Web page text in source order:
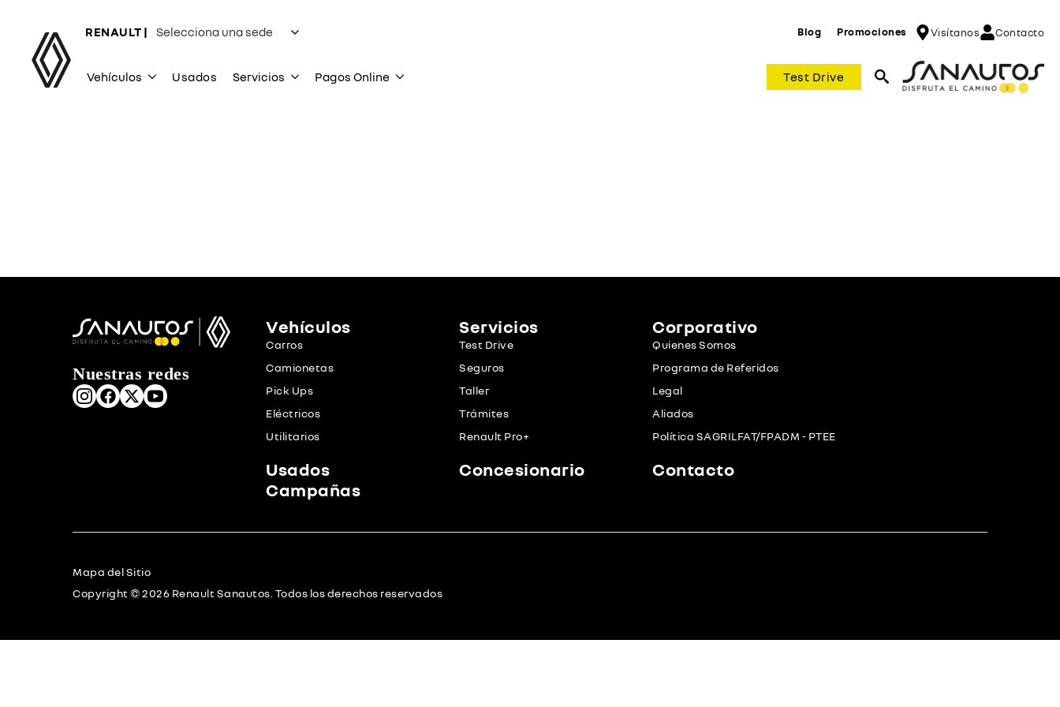
RENAULT | Blog Promociones Visítanos Contacto
Vehículos Usados Servicios Pagos Online Test Drive
Nuestras redes
Vehículos
Carros
Camionetas
Pick Ups
Eléctricos
Utilitarios
Usados
Campañas
Servicios
Test Drive
Seguros
Taller
Trámites
Renault Pro+
Concesionario
Corporativo
Quienes Somos
Programa de Referidos
Legal
Aliados
Política SAGRILFAT/FPADM - PTEE
Contacto
Mapa del Sitio
Copyright © 2026 Renault Sanautos. Todos los derechos reservados